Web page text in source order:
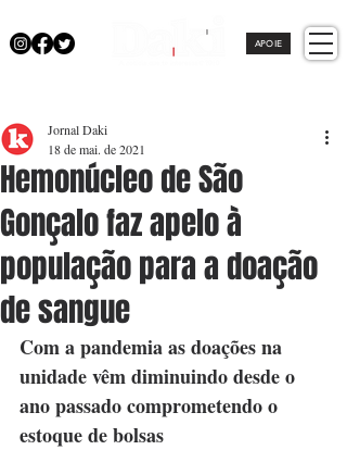
APOIE
Hemonúcleo de São
Gonçalo faz apelo à
população para a doação
de sangue
Jornal Daki
18 de mai. de 2021
Com a pandemia as doações na
unidade vêm diminuindo desde o
ano passado comprometendo o
estoque de bolsas